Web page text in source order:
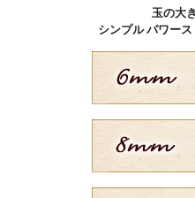
玉の大
シンプル パワー